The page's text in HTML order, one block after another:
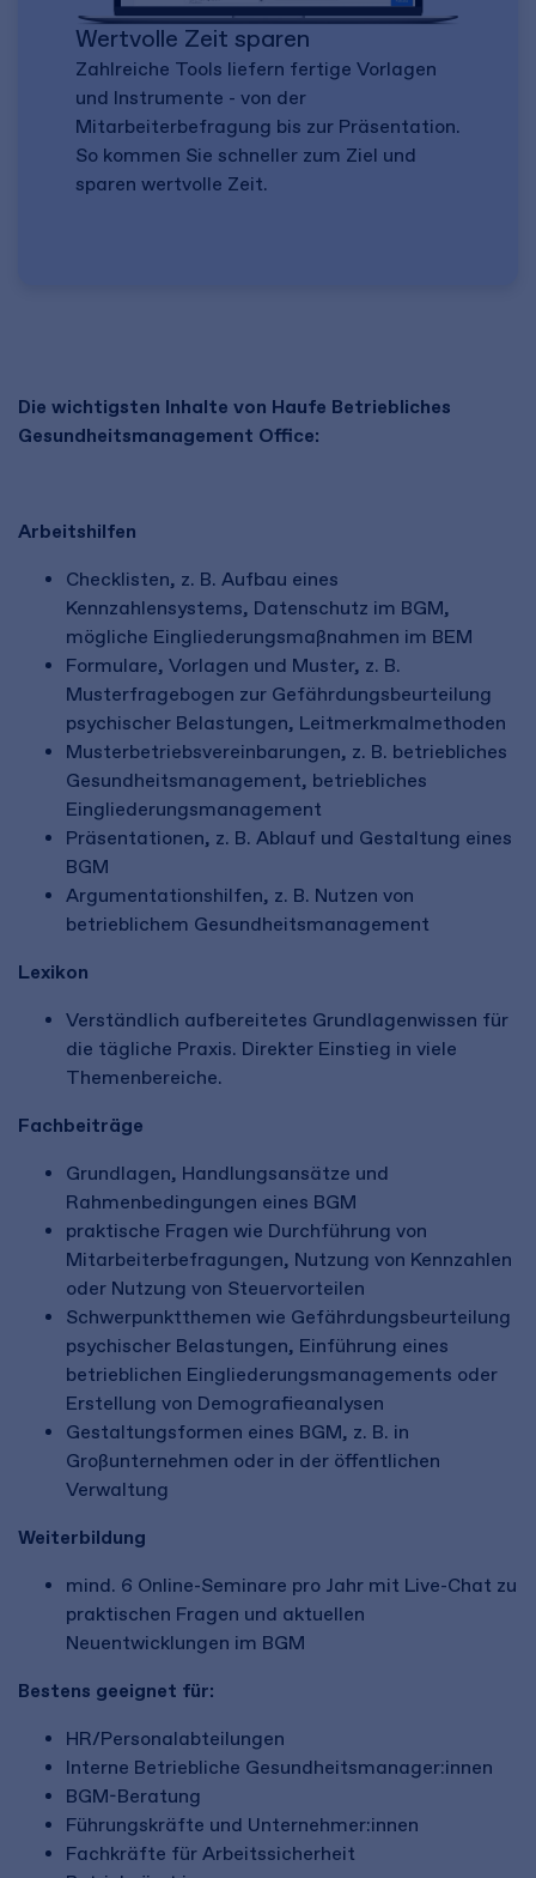
Wertvolle Zeit sparen
Zahlreiche Tools liefern fertige Vorlagen
und Instrumente - von der
Mitarbeiterbefragung bis zur Präsentation.
So kommen Sie schneller zum Ziel und
sparen wertvolle Zeit.
Die wichtigsten Inhalte von Haufe Betriebliches
Gesundheitsmanagement Office:
Arbeitshilfen
Checklisten, z. B. Aufbau eines
Kennzahlensystems, Datenschutz im BGM,
mögliche Eingliederungsmaßnahmen im BEM
Formulare, Vorlagen und Muster, z. B.
Musterfragebogen zur Gefährdungsbeurteilung
psychischer Belastungen, Leitmerkmalmethoden
Musterbetriebsvereinbarungen, z. B. betriebliches
Gesundheitsmanagement, betriebliches
Eingliederungsmanagement
Präsentationen, z. B. Ablauf und Gestaltung eines
BGM
Argumentationshilfen, z. B. Nutzen von
betrieblichem Gesundheitsmanagement
Lexikon
Verständlich aufbereitetes Grundlagenwissen für
die tägliche Praxis. Direkter Einstieg in viele
Themenbereiche.
Fachbeiträge
Grundlagen, Handlungsansätze und
Rahmenbedingungen eines BGM
praktische Fragen wie Durchführung von
Mitarbeiterbefragungen, Nutzung von Kennzahlen
oder Nutzung von Steuervorteilen
Schwerpunktthemen wie Gefährdungsbeurteilung
psychischer Belastungen, Einführung eines
betrieblichen Eingliederungsmanagements oder
Erstellung von Demografieanalysen
Gestaltungsformen eines BGM, z. B. in
Großunternehmen oder in der öffentlichen
Verwaltung
Weiterbildung
mind. 6 Online-Seminare pro Jahr mit Live-Chat zu
praktischen Fragen und aktuellen
Neuentwicklungen im BGM
Bestens geeignet für:
HR/Personalabteilungen
Interne Betriebliche Gesundheitsmanager:innen
BGM-Beratung
Führungskräfte und Unternehmer:innen
Fachkräfte für Arbeitssicherheit